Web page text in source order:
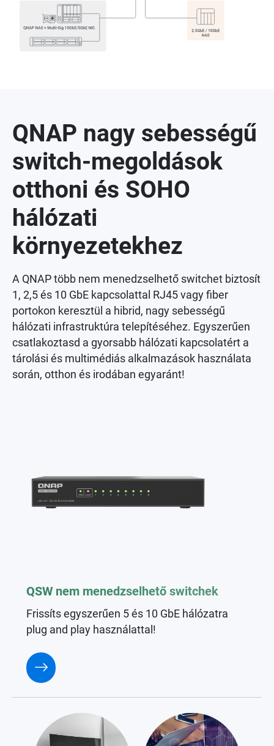
QNAP nagy sebességű
switch-megoldások
otthoni és SOHO
hálózati
környezetekhez
A QNAP több nem menedzselhető switchet biztosít
1, 2,5 és 10 GbE kapcsolattal RJ45 vagy fiber
portokon keresztül a hibrid, nagy sebességű
hálózati infrastruktúra telepítéséhez. Egyszerűen
csatlakoztasd a gyorsabb hálózati kapcsolatért a
tárolási és multimédiás alkalmazások használata
során, otthon és irodában egyaránt!
QSW nem menedzselhető switchek
Frissíts egyszerűen 5 és 10 GbE hálózatra
plug and play használattal!